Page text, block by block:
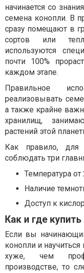
начинается со
семена конопли. В
сразу помещают в
сортов или
используются
почти 100%
каждом этапе.
Правильное
реализовывать
а также крайне
хранилищ,
растений этой
Как правило, для
соблюдать три
Температура от
Наличие
Доступ к
Как и где
Если вы
конопли и
хуже, чем
производстве, то